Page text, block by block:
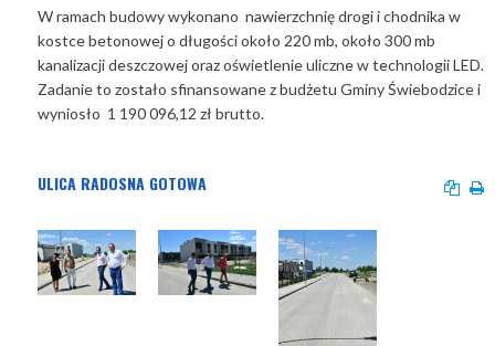
W ramach budowy wykonano nawierzchnię drogi i chodnika w
kostce betonowej o długości około 220 mb, około 300 mb
kanalizacji deszczowej oraz oświetlenie uliczne w technologii LED.
Zadanie to zostało sfinansowane z budżetu Gminy Świebodzice i
wyniosło 1 190 096,12 zł brutto.
ULICA RADOSNA GOTOWA